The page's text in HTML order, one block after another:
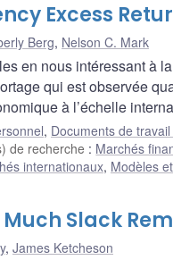
Excess
Berg, Nelson C. Mark
en nous intéressant à
qui est observée
à l’échelle
, Documents de
de recherche : Marchés
internationaux, Modèles
Slack
, James Ketcheson